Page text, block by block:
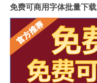
免费可商用字体批量下载